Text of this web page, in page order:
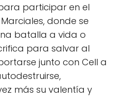
participar en el
donde se
batalla a vida o
para salvar al
junto con Cell a
más su valentía y